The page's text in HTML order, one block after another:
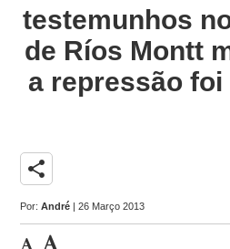
testemunhos
de Ríos Montt
a repressão
share
Por:André | 26 Março 2013